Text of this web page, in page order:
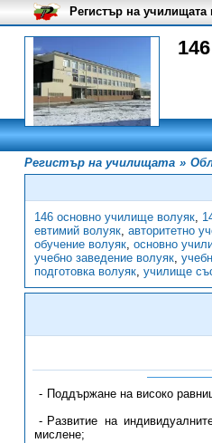
Регистър на училищата
Регистър на училищата »
146 основно училище волуяк,
евтимий волуяк, авторитетно
обучение волуяк, основно
учебно заведение волуяк,
подготовка волуяк, училище
Поддържане на високо
Развитие на
мислене;